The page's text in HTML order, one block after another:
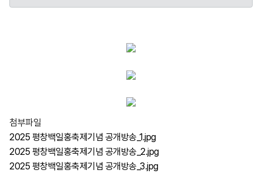
첨부파일
2025 평창백일홍축제기념 공개방송_1.jpg
2025 평창백일홍축제기념 공개방송_2.jpg
2025 평창백일홍축제기념 공개방송_3.jpg